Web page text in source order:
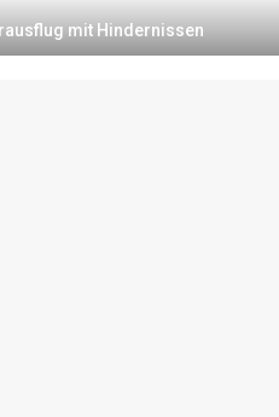
mit Hindernissen